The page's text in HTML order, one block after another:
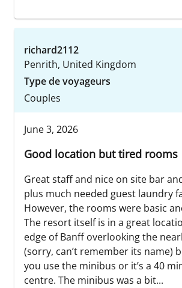
richard2112
Penrith, United Kingdom
Type de voyageurs
Couples
June 3, 2026
Good location but tired rooms
Great staff and nice on site bar
plus much needed guest laundry
However, the rooms were basic
The resort itself is in a great
edge of Banff overlooking the
(sorry, can’t remember its name)
you use the minibus or it’s a 40
centre. The minibus was a bit...